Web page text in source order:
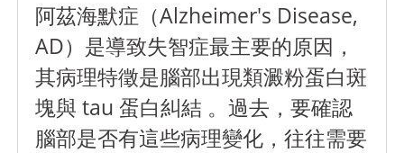
阿茲海默症（Alzheimer's Disease,
AD）是導致失智症最主要的原因，
其病理特徵是腦部出現類澱粉蛋白斑
塊與 tau 蛋白糾結 。過去，要確認
腦部是否有這些病理變化，往往需要